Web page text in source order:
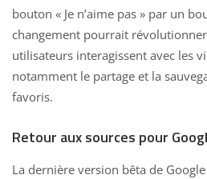
bouton « Je n’aime pas » par un
changement pourrait
utilisateurs interagissent avec les
notamment le partage et la
favoris.
Retour aux sources pour
La dernière version bêta de